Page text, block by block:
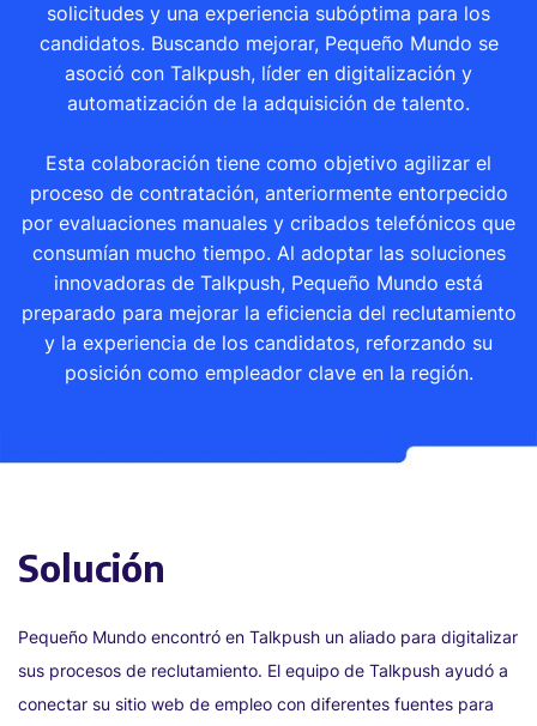
solicitudes y una experiencia subóptima para los
candidatos. Buscando mejorar, Pequeño Mundo se
asoció con Talkpush, líder en digitalización y
automatización de la adquisición de talento.
Esta colaboración tiene como objetivo agilizar el
proceso de contratación, anteriormente entorpecido
por evaluaciones manuales y cribados telefónicos que
consumían mucho tiempo. Al adoptar las soluciones
innovadoras de Talkpush, Pequeño Mundo está
preparado para mejorar la eficiencia del reclutamiento
y la experiencia de los candidatos, reforzando su
posición como empleador clave en la región.
Solución
Pequeño Mundo encontró en Talkpush un aliado para digitalizar
sus procesos de reclutamiento. El equipo de Talkpush ayudó a
conectar su sitio web de empleo con diferentes fuentes para